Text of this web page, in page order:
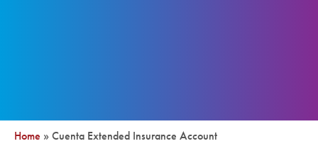
Home »Cuenta Extended Insurance Account